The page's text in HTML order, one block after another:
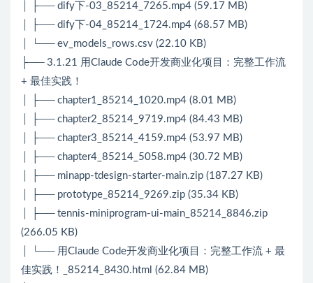
│ ├── dify下-03_85214_7265.mp4 (59.17 MB)
│ ├── dify下-04_85214_1724.mp4 (68.57 MB)
│ └── ev_models_rows.csv (22.10 KB)
├── 3.1.21 用Claude Code开发商业化项目：完整工作流
+ 最佳实践！
│ ├── chapter1_85214_1020.mp4 (8.01 MB)
│ ├── chapter2_85214_9719.mp4 (84.43 MB)
│ ├── chapter3_85214_4159.mp4 (53.97 MB)
│ ├── chapter4_85214_5058.mp4 (30.72 MB)
│ ├── minapp-tdesign-starter-main.zip (187.27 KB)
│ ├── prototype_85214_9269.zip (35.34 KB)
│ ├── tennis-miniprogram-ui-main_85214_8846.zip
(266.05 KB)
│ └── 用Claude Code开发商业化项目：完整工作流 + 最
佳实践！_85214_8430.html (62.84 MB)